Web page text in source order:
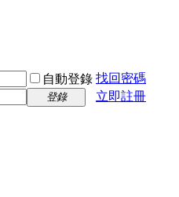
自動登錄 找回密碼
登錄 立即註冊